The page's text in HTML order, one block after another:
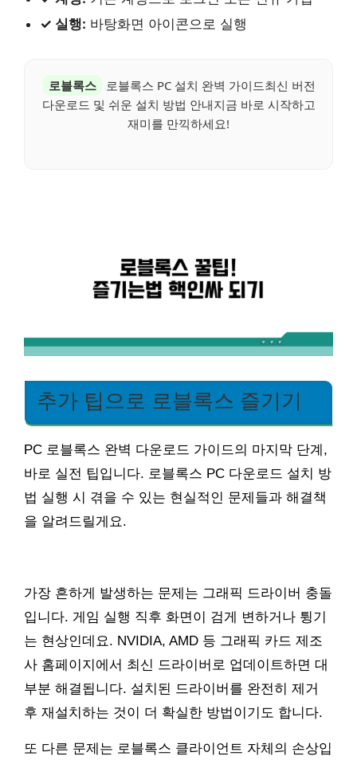
✓ 실행: 바탕화면 아이콘으로 실행
로블록스
로블록스 PC 설치 완벽 가이드최신 버전
다운로드 및 쉬운 설치 방법 안내지금 바로 시작하고
재미를 만끽하세요!
추가 팁으로 로블록스 즐기기
PC 로블록스 완벽 다운로드 가이드의 마지막 단계,
바로 실전 팁입니다. 로블록스 PC 다운로드 설치 방
법 실행 시 겪을 수 있는 현실적인 문제들과 해결책
을 알려드릴게요.
가장 흔하게 발생하는 문제는 그래픽 드라이버 충돌
입니다. 게임 실행 직후 화면이 검게 변하거나 튕기
는 현상인데요. NVIDIA, AMD 등 그래픽 카드 제조
사 홈페이지에서 최신 드라이버로 업데이트하면 대
부분 해결됩니다. 설치된 드라이버를 완전히 제거
후 재설치하는 것이 더 확실한 방법이기도 합니다.
또 다른 문제는 로블록스 클라이언트 자체의 손상입